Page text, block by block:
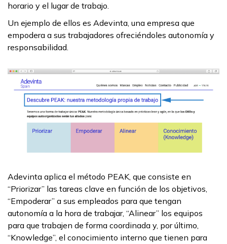
horario y el lugar de trabajo.
Un ejemplo de ellos es Adevinta, una empresa que
empodera a sus trabajadores ofreciéndoles autonomía y
responsabilidad.
Adevinta aplica el método PEAK, que consiste en
“Priorizar” las tareas clave en función de los objetivos,
“Empoderar” a sus empleados para que tengan
autonomía a la hora de trabajar, “Alinear” los equipos
para que trabajen de forma coordinada y, por último,
“Knowledge”, el conocimiento interno que tienen para